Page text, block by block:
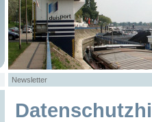
Newsletter